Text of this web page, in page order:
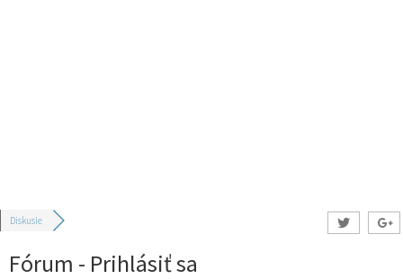
Diskusie
Fórum - Prihlásiť sa